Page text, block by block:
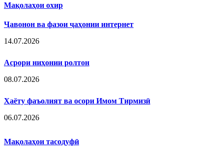
Мақолаҳои охир
Ҷавонон ва фазои ҷаҳонии интернет
14.07.2026
Асрори ниҳонии ролтон
08.07.2026
Ҳаёту фаъолият ва осори Имом Тирмизӣ
06.07.2026
Мақолаҳои тасодуфӣ